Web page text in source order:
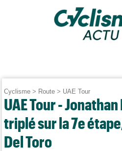
Cyclisme > Route > UAE Tour
UAE Tour -
triplé sur la 7e
Del Toro